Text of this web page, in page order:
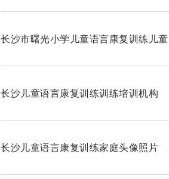
长沙市曙光小学儿童语言康复训练儿童
长沙儿童语言康复训练训练培训机构
长沙儿童语言康复训练家庭头像照片